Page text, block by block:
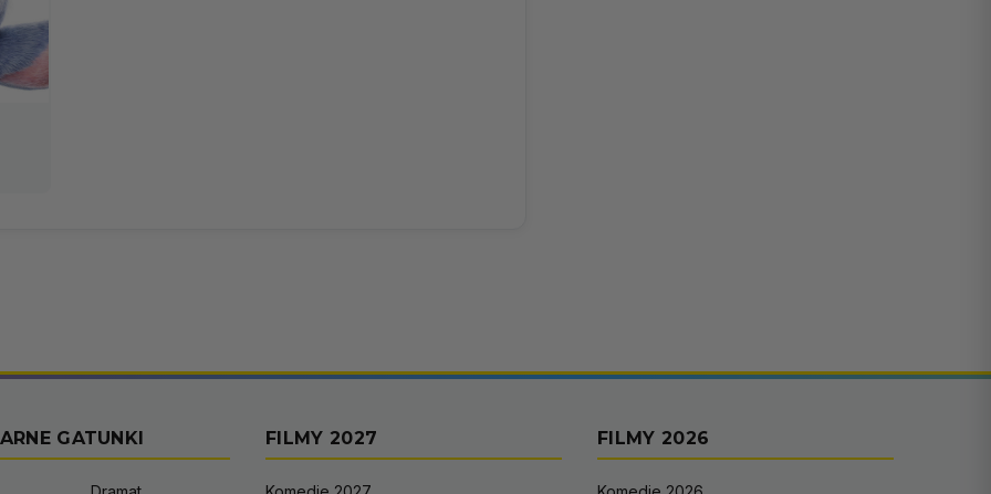
GATUNKI FILMY 2027 FILMY 2026